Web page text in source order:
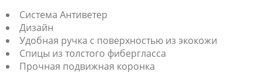
Система Антиветер
Дизайн
Удобная ручка с поверхностью из экокожи
Спицы из толстого фибергласса
Прочная подвижная коронка